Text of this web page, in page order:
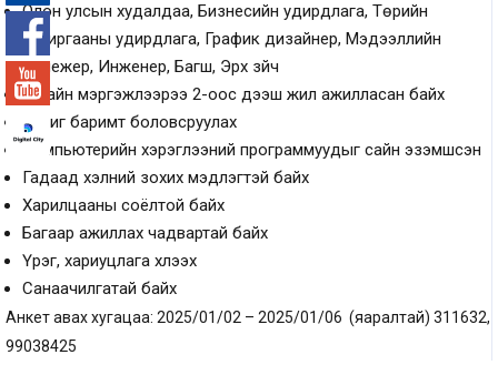
Олон улсын худалдаа, Бизнесийн удирдлага, Төрийн
захиргааны удирдлага, График дизайнер, Мэдээллийн
менежер, Инженер, Багш, Эрх зүйч
Тухайн мэргэжлээрээ 2-оос дээш жил ажилласан байх
Бичиг баримт боловсруулах
Компьютерийн хэрэглээний программуудыг сайн эзэмшсэн
Гадаад хэлний зохих мэдлэгтэй байх
Харилцааны соёлтой байх
Багаар ажиллах чадвартай байх
Үүрэг, хариуцлага хүлээх
Санаачилгатай байх
Анкет авах хугацаа: 2025/01/02 – 2025/01/06 (яаралтай) 311632,
99038425